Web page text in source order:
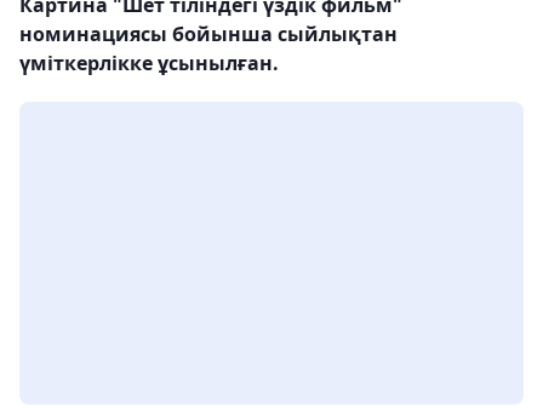
номинациясы бойынша сыйлықтан
үміткерлікке ұсынылған.